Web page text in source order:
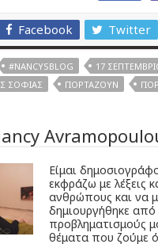
Facebook Twitter
#NANCYSBLOG 17
ΣΟΦΊΑΣ
ΓΙΟΡΤΆΖΟΥΝ
Είμαι
εκφράζω με λέξεις
ανθρώπους και να
δημιουργήθηκε
προβληματισμούς
θέματα που ζούμε